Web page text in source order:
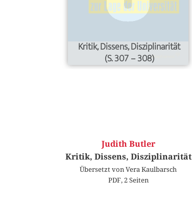
Kritik, Dissens, Disziplinarität
(S. 307 – 308)
Judith Butler
Kritik, Dissens, Disziplinarität
Übersetzt von Vera Kaulbarsch
PDF, 2 Seiten